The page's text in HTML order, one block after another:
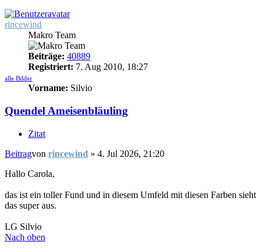
rincewind
Makro Team
Beiträge: 40889
Registriert: 7. Aug 2010, 18:27
alle Bilder
Vorname: Silvio
Quendel Ameisenbläuling
Zitat
Beitragvon rincewind » 4. Jul 2026, 21:20
Hallo Carola,
das ist ein toller Fund und in diesem Umfeld mit diesen Farben sieht
das super aus.
LG Silvio
Nach oben